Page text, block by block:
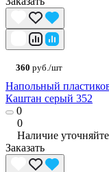
360 руб./шт
Напольный
Каштан серый 352
0
0
Наличие уточняйте
Заказать